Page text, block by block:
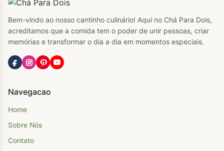
Bem-vindo ao nosso cantinho culinário! Aqui no Chá Para Dois,
acreditamos que a comida tem o poder de unir pessoas, criar
memórias e transformar o dia a dia em momentos especiais.
Navegacao
Home
Sobre Nós
Contato